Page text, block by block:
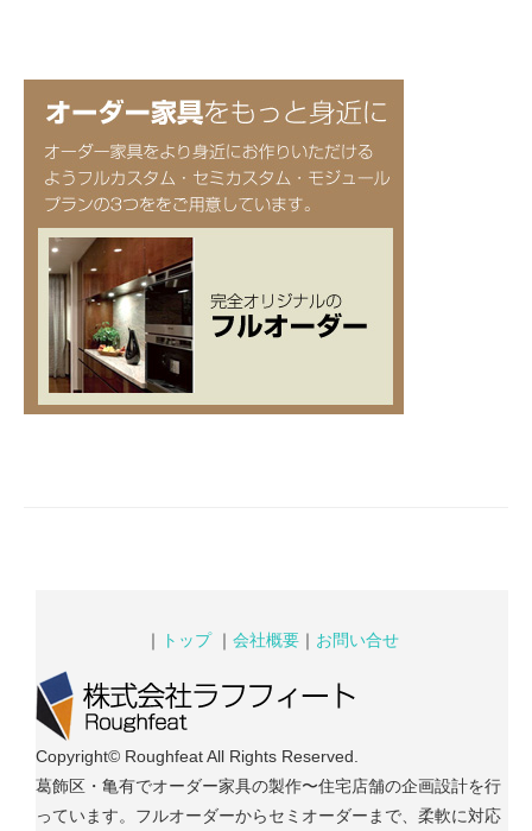
｜ トップ｜ 会社概要 ｜ お問い合せ
Copyright© Roughfeat All Rights Reserved.
葛飾区・亀有でオーダー家具の製作〜住宅店舗の企画設計を行
っています。フルオーダーからセミオーダーまで、柔軟に対応